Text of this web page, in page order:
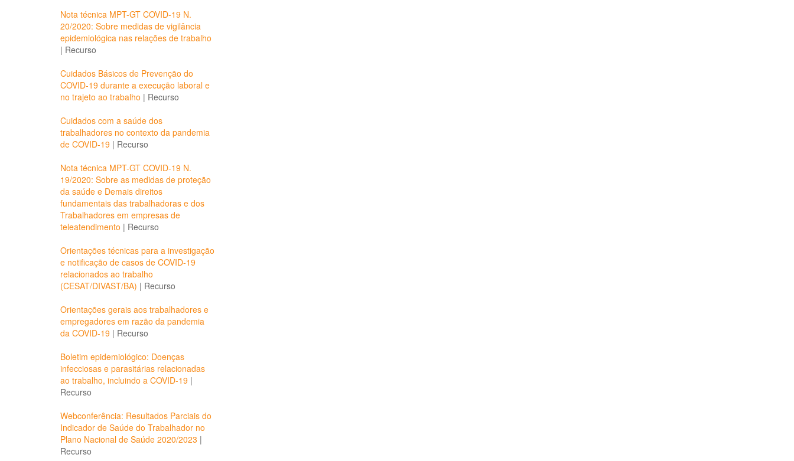
Nota técnica MPT-GT COVID-19 N.
20/2020: Sobre medidas de vigilância
epidemiológica nas relações de trabalho
| Recurso
Cuidados Básicos de Prevenção do
COVID-19 durante a execução laboral e
no trajeto ao trabalho | Recurso
Cuidados com a saúde dos
trabalhadores no contexto da pandemia
de COVID-19 | Recurso
Nota técnica MPT-GT COVID-19 N.
19/2020: Sobre as medidas de proteção
da saúde e Demais direitos
fundamentais das trabalhadoras e dos
Trabalhadores em empresas de
teleatendimento | Recurso
Orientações técnicas para a investigação
e notificação de casos de COVID-19
relacionados ao trabalho
(CESAT/DIVAST/BA) | Recurso
Orientações gerais aos trabalhadores e
empregadores em razão da pandemia
da COVID-19 | Recurso
Boletim epidemiológico: Doenças
infecciosas e parasitárias relacionadas
ao trabalho, incluindo a COVID-19 |
Recurso
Webconferência: Resultados Parciais do
Indicador de Saúde do Trabalhador no
Plano Nacional de Saúde 2020/2023 |
Recurso